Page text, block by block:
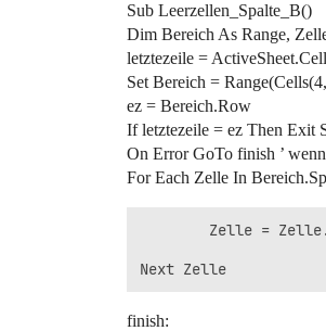
Sub Leerzellen_Spalte_B()
Dim Bereich As Range,
letztezeile =
Set Bereich =
ez = Bereich.Row
If letztezeile = ez Then Exit
On Error GoTo finish ’
For Each Zelle In
Zelle =
finish: